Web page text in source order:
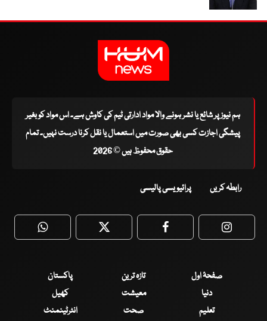
ہم نیوز پر شائع یا نشر ہونے والا مواد ادارتی ٹیم کی کاوش ہے۔ اس مواد کو بغیر
پیشگی اجازت کسی بھی صورت میں استعمال یا نقل کرنا درست نہیں۔ تمام
حقوق محفوظ ہیں © 2026
رابطہ کریں پرائیویسی پالیسی
WhatsApp Twitter Facebook
صفحۂ اول تازہ ترین
پاکستان
دنیا
معیشت
کھیل
تعلیم
صحت انٹرٹینمنٹ